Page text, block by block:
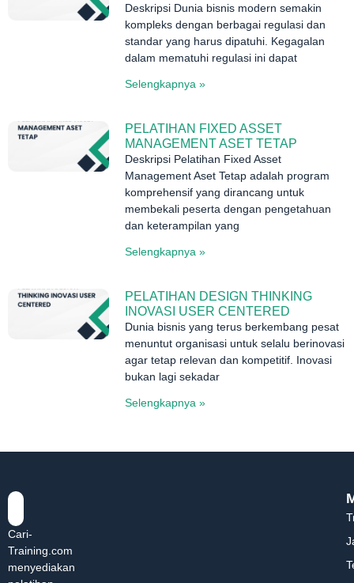
Deskripsi Dunia bisnis modern semakin
kompleks dengan berbagai regulasi dan
standar yang harus dipatuhi. Kegagalan
dalam mematuhi regulasi ini dapat
Selengkapnya »
PELATIHAN FIXED ASSET
MANAGEMENT ASET TETAP
Deskripsi Pelatihan Fixed Asset
Management Aset Tetap adalah program
komprehensif yang dirancang untuk
membekali peserta dengan pengetahuan
dan keterampilan yang
Selengkapnya »
PELATIHAN DESIGN THINKING
INOVASI USER CENTERED
Dunia bisnis yang terus berkembang pesat
menuntut organisasi untuk selalu berinovasi
agar tetap relevan dan kompetitif. Inovasi
bukan lagi sekadar
Selengkapnya »
Cari-
Training.com
menyediakan